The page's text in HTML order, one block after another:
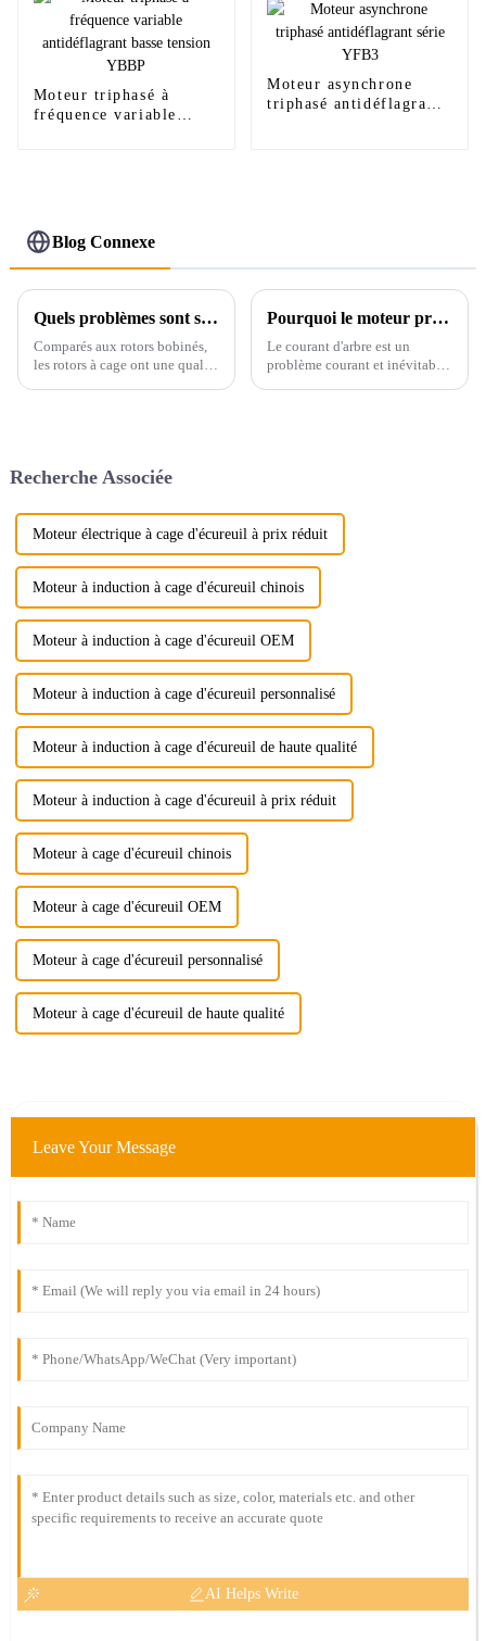
Moteur triphasé à
fréquence variable
Moteur asynchrone
triphasé antidéflagrant
Blog Connexe
Quels problèmes sont susceptibles de survenir lors du fonctionnement des rotors de moteurs à cage ?
Comparés aux rotors bobinés,
les rotors à cage ont une qualité
fréquent et de grande inertie de
Pourquoi le moteur présente-t-il un courant d'arbre ? Comment le prévenir et le contrôler ?
Le courant d'arbre est un
problème courant et inévitable
Recherche Associée
Moteur électrique à cage d'écureuil à prix réduit
Moteur à induction à cage d'écureuil chinois
Moteur à induction à cage d'écureuil OEM
Moteur à induction à cage d'écureuil personnalisé
Moteur à induction à cage d'écureuil de haute qualité
Moteur à induction à cage d'écureuil à prix réduit
Moteur à cage d'écureuil chinois
Moteur à cage d'écureuil OEM
Moteur à cage d'écureuil personnalisé
Moteur à cage d'écureuil de haute qualité
Leave Your Message
AI Helps Write